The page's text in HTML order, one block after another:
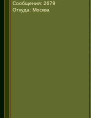
Сообщения: 2679
Откуда: Москва